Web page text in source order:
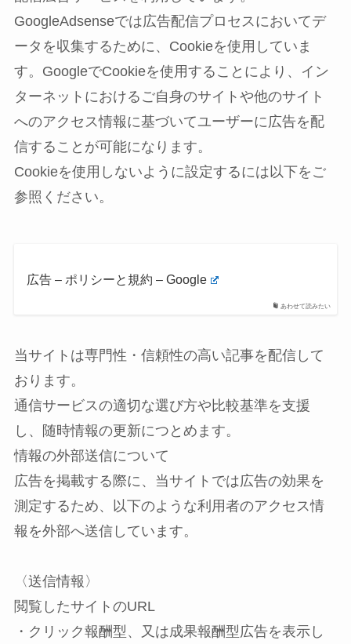
GoogleAdsenseでは広告配信プロセスにおいてデ
ータを収集するために、Cookieを使用していま
す。GoogleでCookieを使用することにより、イン
ターネットにおけるご自身のサイトや他のサイト
へのアクセス情報に基づいてユーザーに広告を配
信することが可能になります。
Cookieを使用しないように設定するには以下をご
参照ください。
あわせて読みたい
広告 – ポリシーと規約 – Google
当サイトは専門性・信頼性の高い記事を配信して
おります。
通信サービスの適切な選び方や比較基準を支援
し、随時情報の更新につとめます。
情報の外部送信について
広告を掲載する際に、当サイトでは広告の効果を
測定するため、以下のような利用者のアクセス情
報を外部へ送信しています。
〈送信情報〉
閲覧したサイトのURL
・クリック報酬型、又は成果報酬型広告を表示し